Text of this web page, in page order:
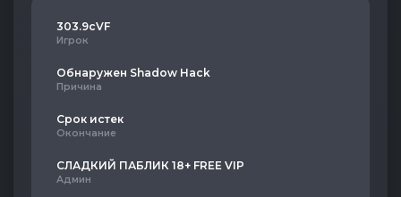
303.9cVF
Игрок
Обнаружен Shadow Hack
Причина
Срок истек
Окончание
СЛАДКИЙ ПАБЛИК 18+ FREE VIP
Админ